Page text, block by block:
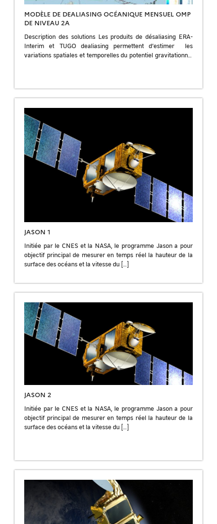
MODÈLE DE DEALIASING OCÉANIQUE MENSUEL OMP
DE NIVEAU 2A
Description des solutions Les produits de désaliasing ERA-
Interim et TUGO dealiasing permettent d’estimer les
variations spatiales et temporelles du potentiel gravitationnel
JASON 1
Initiée par le CNES et la NASA, le programme Jason a pour
objectif principal de mesurer en temps réel la hauteur de la
surface des océans et la vitesse du […]
JASON 2
Initiée par le CNES et la NASA, le programme Jason a pour
objectif principal de mesurer en temps réel la hauteur de la
surface des océans et la vitesse du […]